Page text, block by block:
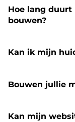
Hoe lang
bouwen?
Kan ik mijn
Bouwen jullie
Kan mijn